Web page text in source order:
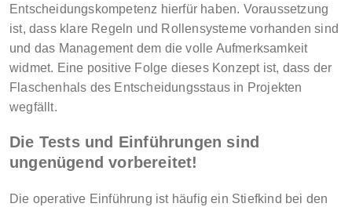
Entscheidungskompetenz hierfür haben. Voraussetzung
ist, dass klare Regeln und Rollensysteme vorhanden sind
und das Management dem die volle Aufmerksamkeit
widmet. Eine positive Folge dieses Konzept ist, dass der
Flaschenhals des Entscheidungsstaus in Projekten
wegfällt.
Die Tests und Einführungen sind
ungenügend vorbereitet!
Die operative Einführung ist häufig ein Stiefkind bei den